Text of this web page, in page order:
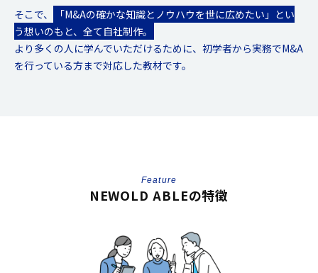
そこで、
「M&Aの確かな知識とノウハウを世に広めたい」とい
う想いのもと、全て自社制作。
より多くの人に学んでいただけるために、初学者から実務でM&A
を行っている方まで対応した教材です。
Feature
NEWOLD ABLEの特徴